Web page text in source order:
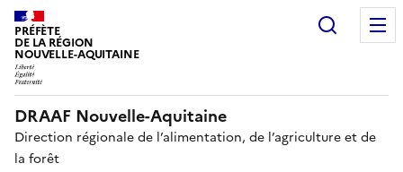
PRÉFÈTE
DE LA RÉGION
NOUVELLE-AQUITAINE
DRAAF Nouvelle-Aquitaine
Direction régionale de l’alimentation, de l’agriculture et de
la forêt